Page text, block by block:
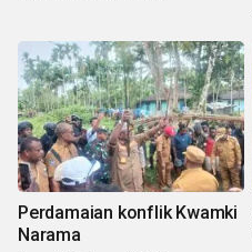
Perdamaian konflik Kwamki
Narama